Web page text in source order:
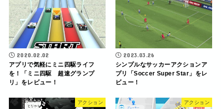
2020.02.02
アプリで気軽にミニ四駆ライフ
を！「ミニ四駆 超速グランプ
リ」をレビュー！
2023.03.26
シンプルなサッカーアクションア
プリ「Soccer Super Star」をレ
ビュー！
アクション アクション